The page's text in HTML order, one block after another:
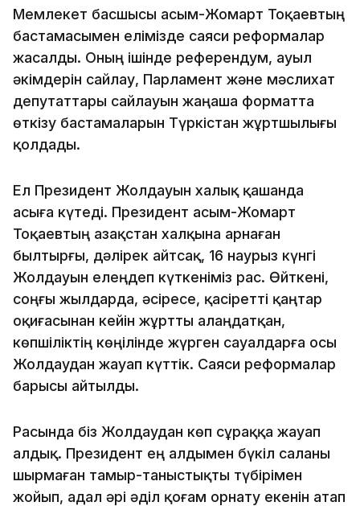
Мемлекет басшысы Қасым-Жомарт Тоқаевтың
бастамасымен елімізде саяси реформалар
жасалды. Оның ішінде референдум, ауыл
әкімдерін сайлау, Парламент және мәслихат
депутаттары сайлауын жаңаша форматта
өткізу бастамаларын Түркістан жұртшылығы
қолдады.
Ел Президент Жолдауын халық қашанда
асыға күтеді. Президент Қасым-Жомарт
Тоқаевтың Қазақстан халқына арнаған
былтырғы, дәлірек айтсақ, 16 наурыз күнгі
Жолдауын елеңдеп күткеніміз рас. Өйткені,
соңғы жылдарда, әсіресе, қасіретті қаңтар
оқиғасынан кейін жұртты алаңдатқан,
көпшіліктің көңілінде жүрген сауалдарға осы
Жолдаудан жауап күттік. Саяси реформалар
барысы айтылды.
Расында біз Жолдаудан көп сұраққа жауап
алдық. Президент ең алдымен бүкіл саланы
шырмаған тамыр-таныстықты түбірімен
жойып, адал әрі әділ қоғам орнату екенін атап